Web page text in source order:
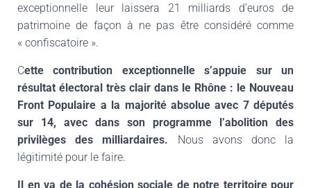
exceptionnelle leur laissera 21 milliards d’euros de
patrimoine de façon à ne pas être considéré comme
« confiscatoire ».
Cette contribution exceptionnelle s’appuie sur un
résultat électoral très clair dans le Rhône : le Nouveau
Front Populaire a la majorité absolue avec 7 députés
sur 14, avec dans son programme l’abolition des
privilèges des milliardaires. Nous avons donc la
légitimité pour le faire.
Il en va de la cohésion sociale de notre territoire pour